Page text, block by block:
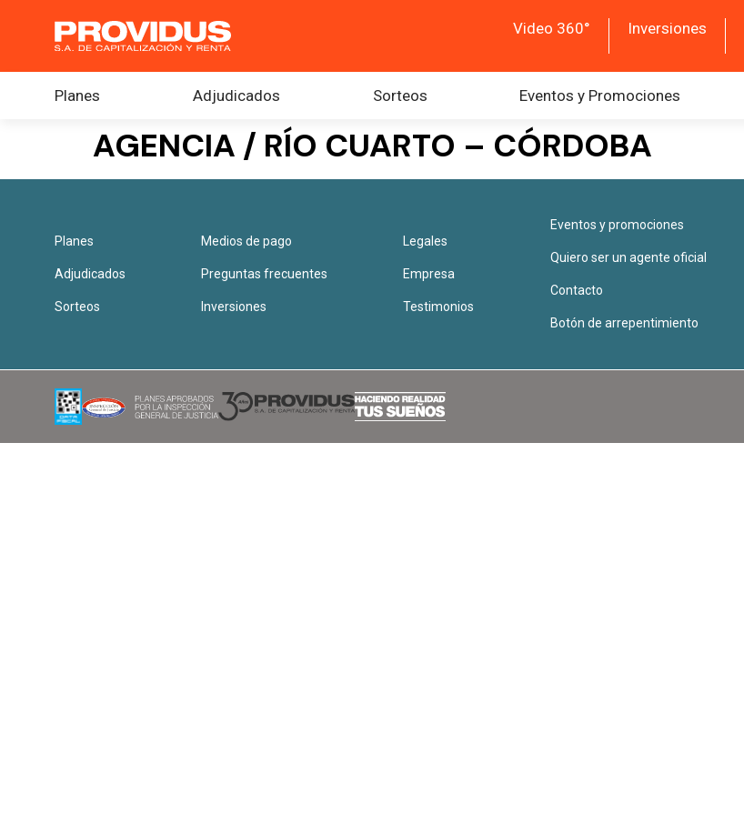
Video 360° Inversiones
Planes Adjudicados Sorteos Eventos y Promociones
AGENCIA / RÍO CUARTO – CÓRDOBA
Planes
Adjudicados
Sorteos
Medios de pago
Preguntas frecuentes
Inversiones
Legales
Empresa
Testimonios
Eventos y promociones
Quiero ser un agente oficial
Contacto
Botón de arrepentimiento